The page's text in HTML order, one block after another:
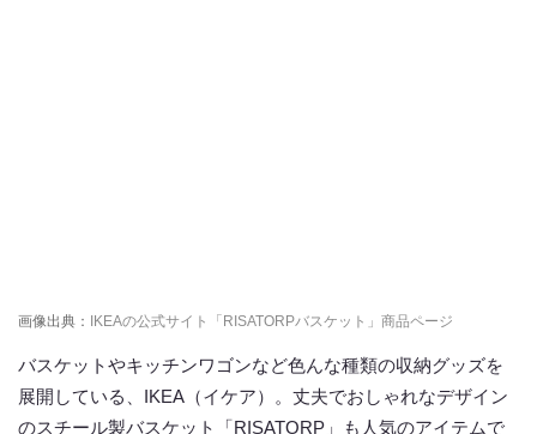
画像出典： IKEAの公式サイト「RISATORPバスケット」商品ページ
バスケットやキッチンワゴンなど色んな種類の収納グッズを
展開している、IKEA（イケア）。丈夫でおしゃれなデザイン
のスチール製バスケット「RISATORP」も人気のアイテムで